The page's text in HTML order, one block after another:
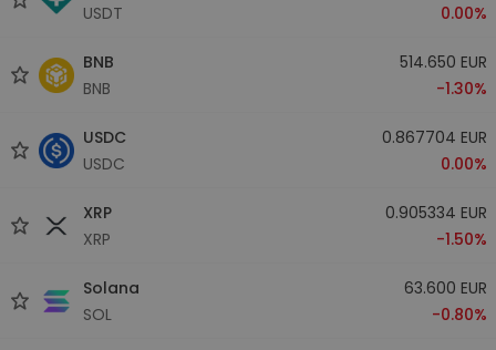
USDT
0.00%
BNB
BNB
514.650 EUR
-1.30%
USDC
USDC
0.867704 EUR
0.00%
XRP
XRP
0.905334 EUR
-1.50%
Solana
SOL
63.600 EUR
-0.80%